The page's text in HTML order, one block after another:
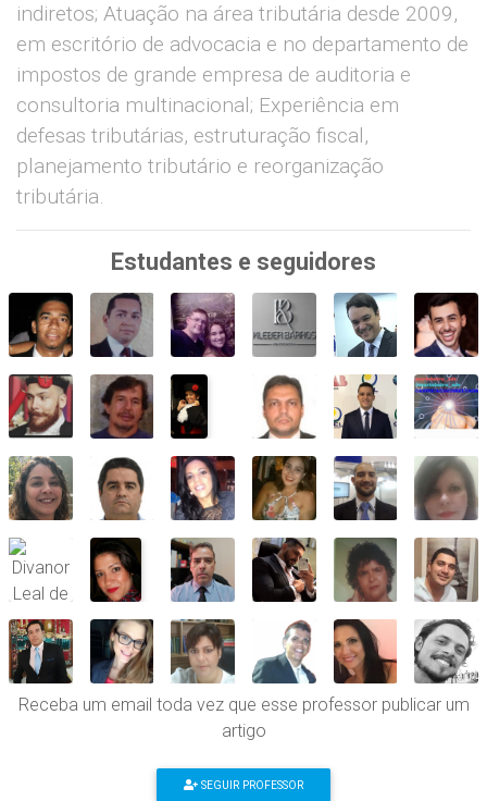
indiretos; Atuação na área tributária desde 2009,
em escritório de advocacia e no departamento de
impostos de grande empresa de auditoria e
consultoria multinacional; Experiência em
defesas tributárias, estruturação fiscal,
planejamento tributário e reorganização
tributária.
Estudantes e seguidores
Receba um email toda vez que esse professor publicar um
artigo
SEGUIR PROFESSOR